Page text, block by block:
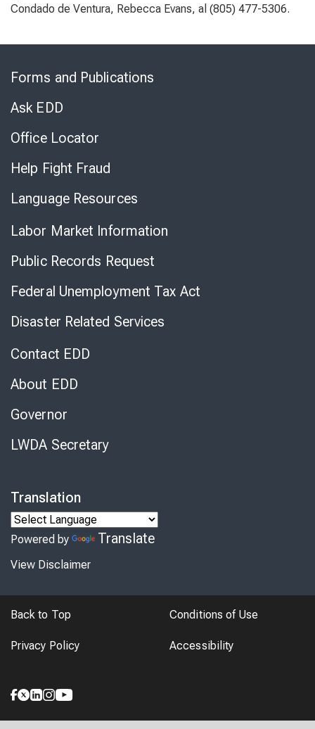
Condado de Ventura, Rebecca Evans, al (805) 477-5306.
Forms and Publications
Ask EDD
Office Locator
Help Fight Fraud
Language Resources
Labor Market Information
Public Records Request
Federal Unemployment Tax Act
Disaster Related Services
Contact EDD
About EDD
Governor
LWDA Secretary
Translation
Powered by Translate
View Disclaimer
Back to Top Conditions of Use
Privacy Policy Accessibility